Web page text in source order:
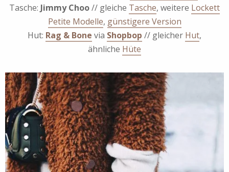
Tasche: Jimmy Choo// gleiche Tasche, weitere Lockett
Petite Modelle, günstigere Version
Hut: Rag & Bone via Shopbop // gleicher Hut,
ähnliche Hüte